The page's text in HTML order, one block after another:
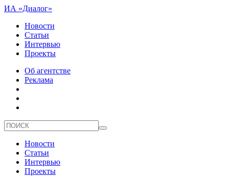
ИА «Диалог»
Новости
Статьи
Интервью
Проекты
Об агентстве
Реклама
Новости
Статьи
Интервью
Проекты